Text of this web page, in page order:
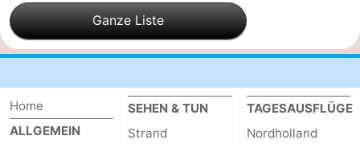
Leiden
Bollenstreek
-
Natur
Hollands
-
Noordwijk
-
Ganze Liste
Home
ALLGEMEIN
SEHEN & TUN
Strand
TAGESAUSFLÜGE
Nordholland